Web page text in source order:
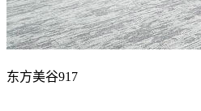
东方美谷917